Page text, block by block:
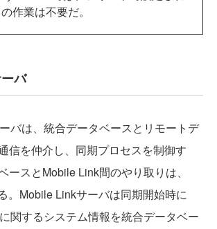
作業は不要だ。
バ
バは、統合データベースとリモートデ
信を仲介し、同期プロセスを制御す
ースとMobile Link間のやり取りは、
。Mobile Linkサーバは同期開始時に
関するシステム情報を統合データベー